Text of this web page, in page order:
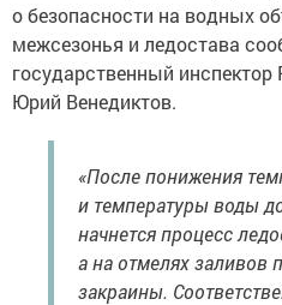
о безопасности на водных
межсезонья и ледостава
государственный
Юрий Венедиктов.
«После понижения
и температуры воды
начнется процесс
а на отмелях заливов
закраины.